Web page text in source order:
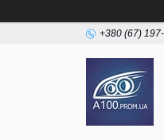
+380 (67)